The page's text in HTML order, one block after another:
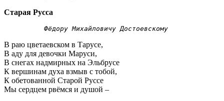
Старая Русса
Фёдору Михайловичу Достоевскому
В раю цветаевском в Тарусе,
В аду для девочки Маруси,
В снегах надмирных на Эльбрусе
К вершинам духа взмыв с тобой,
К обетованной Старой Руссе
Мы сердцем рвёмся и душой –